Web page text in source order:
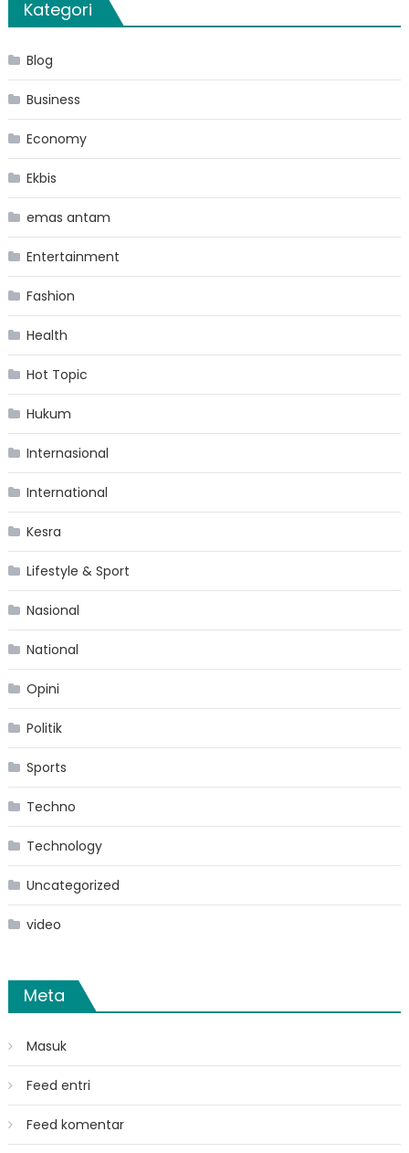
Kategori
Blog
Business
Economy
Ekbis
emas antam
Entertainment
Fashion
Health
Hot Topic
Hukum
Internasional
International
Kesra
Lifestyle & Sport
Nasional
National
Opini
Politik
Sports
Techno
Technology
Uncategorized
video
Meta
Masuk
Feed entri
Feed komentar